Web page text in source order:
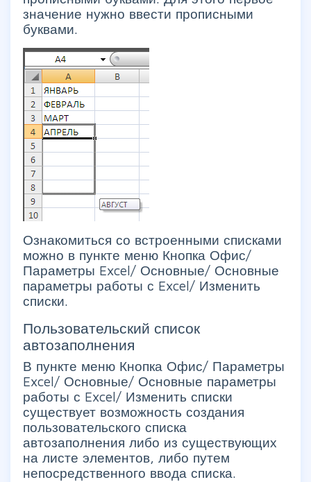
значение нужно ввести прописными
буквами.
Ознакомиться со встроенными списками
можно в пункте меню Кнопка Офис/
Параметры Excel/ Основные/ Основные
параметры работы с Excel/ Изменить
списки.
Пользовательский список
автозаполнения
В пункте меню Кнопка Офис/ Параметры
Excel/ Основные/ Основные параметры
работы с Excel/ Изменить списки
существует возможность создания
пользовательского списка
автозаполнения либо из существующих
на листе элементов, либо путем
непосредственного ввода списка.